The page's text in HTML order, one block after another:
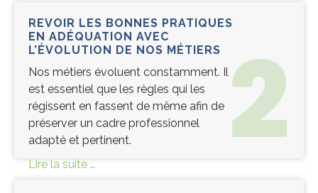
REVOIR LES BONNES PRATIQUES
EN ADÉQUATION AVEC
L’ÉVOLUTION DE NOS MÉTIERS
Nos métiers évoluent constamment. Il
est essentiel que les règles qui les
régissent en fassent de même afin de
préserver un cadre professionnel
adapté et pertinent.
Lire la suite …
2